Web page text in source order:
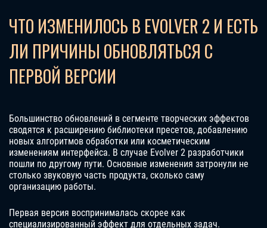
ЧТО ИЗМЕНИЛОСЬ В EVOLVER 2 И ЕСТЬ
ЛИ ПРИЧИНЫ ОБНОВЛЯТЬСЯ С
ПЕРВОЙ ВЕРСИИ
Большинство обновлений в сегменте творческих эффектов
сводятся к расширению библиотеки пресетов, добавлению
новых алгоритмов обработки или косметическим
изменениям интерфейса. В случае Evolver 2 разработчики
пошли по другому пути. Основные изменения затронули не
столько звуковую часть продукта, сколько саму
организацию работы.
Первая версия воспринималась скорее как
специализированный эффект для отдельных задач.